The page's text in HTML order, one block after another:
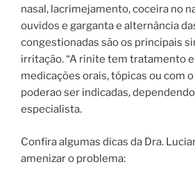
nasal, lacrimejamento, coceira no
ouvidos e garganta e alternância
congestionadas são os principais
irritação. “A rinite tem tratamento
medicações orais, tópicas ou com
poderao ser indicadas,
especialista.
Confira algumas dicas da Dra.
amenizar o problema: